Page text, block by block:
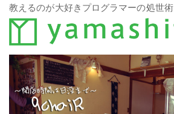
教えるのが大好きプログラマーの処世術